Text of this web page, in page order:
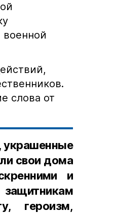
слова от
украшенные
свои дома
и
героизм,